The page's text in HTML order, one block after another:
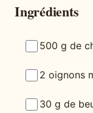
Ingrédients
500 g de
2 oignons
30 g de